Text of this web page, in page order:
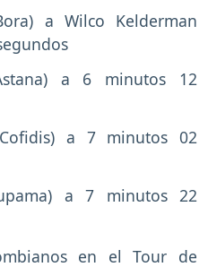
a Wilco Kelderman
a 6 minutos 12
a 7 minutos 02
a 7 minutos 22
en el Tour de